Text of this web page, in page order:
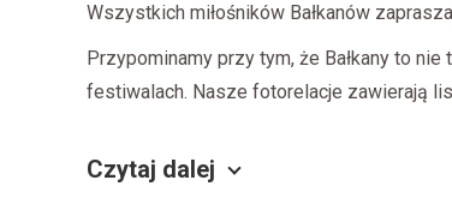
Wszystkich miłośników Bałkanów
Przypominamy przy tym, że Bałkany to
festiwalach. Nasze fotorelacje zawierają
Czytaj dalej